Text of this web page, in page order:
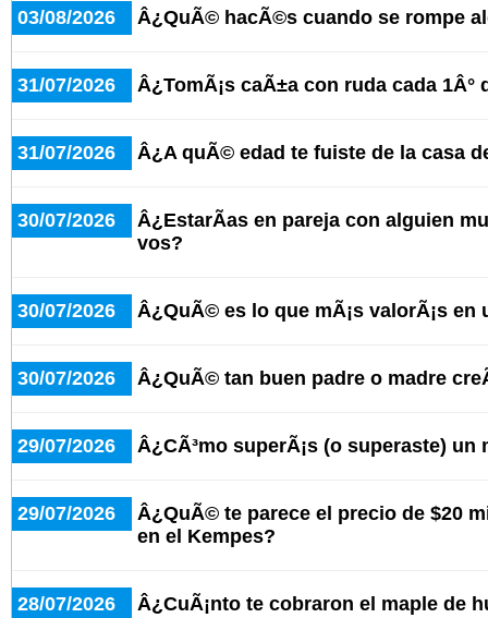
03/08/2026 Â¿QuÃ© hacÃ©s cuando se rompe
31/07/2026 Â¿TomÃ¡s caÃ±a con ruda cada 1Â°
31/07/2026 Â¿A quÃ© edad te fuiste de la casa
30/07/2026
Â¿EstarÃ­as en pareja con alguien
vos?
30/07/2026 Â¿QuÃ© es lo que mÃ¡s valorÃ¡s en
30/07/2026 Â¿QuÃ© tan buen padre o madre
29/07/2026 Â¿CÃ³mo superÃ¡s (o superaste) un
29/07/2026
Â¿QuÃ© te parece el precio de $20
en el Kempes?
28/07/2026
Â¿CuÃ¡nto te cobraron el maple de